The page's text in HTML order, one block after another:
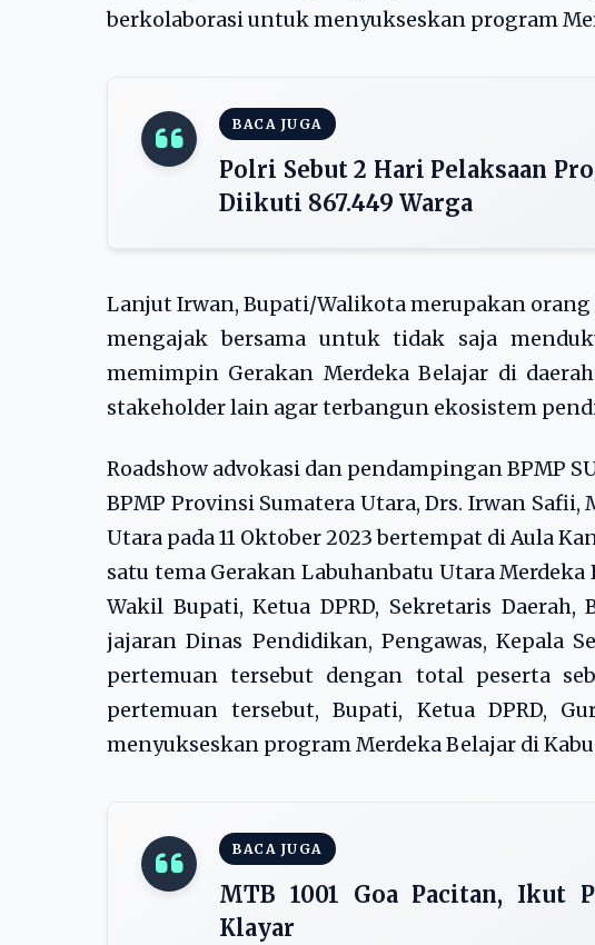
berkolaborasi untuk menyukseskan program
BACA JUGA
Polri Sebut 2 Hari Pelaksaan
Diikuti 867.449 Warga
Lanjut Irwan, Bupati/Walikota merupakan
mengajak bersama untuk tidak saja
memimpin Gerakan Merdeka Belajar di
stakeholder lain agar terbangun ekosistem
Roadshow advokasi dan pendampingan BPMP
BPMP Provinsi Sumatera Utara, Drs. Irwan
Utara pada 11 Oktober 2023 bertempat di Aula
satu tema Gerakan Labuhanbatu Utara
Wakil Bupati, Ketua DPRD, Sekretaris Daerah,
jajaran Dinas Pendidikan, Pengawas, Kepala
pertemuan tersebut dengan total peserta
pertemuan tersebut, Bupati, Ketua DPRD,
menyukseskan program Merdeka Belajar di
BACA JUGA
MTB 1001 Goa Pacitan, Ikut
Klayar